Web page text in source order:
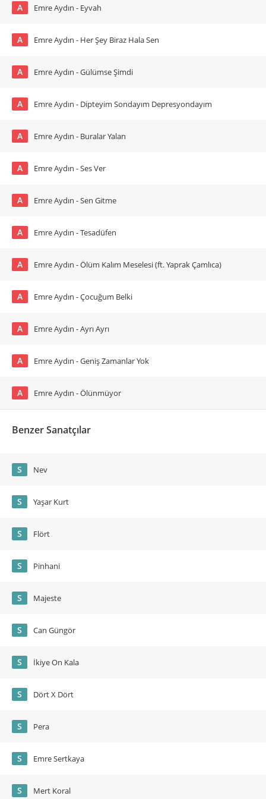
A Emre Aydın - Eyvah
A Emre Aydın - Her Şey Biraz Hala Sen
A Emre Aydın - Gülümse Şimdi
A Emre Aydın - Dipteyim Sondayım Depresyondayım
A Emre Aydın - Buralar Yalan
A Emre Aydın - Ses Ver
A Emre Aydın - Sen Gitme
A Emre Aydın - Tesadüfen
A Emre Aydın - Ölüm Kalım Meselesi (ft. Yaprak Çamlıca)
A Emre Aydın - Çocuğum Belki
A Emre Aydın - Ayrı Ayrı
A Emre Aydın - Geniş Zamanlar Yok
A Emre Aydın - Ölünmüyor
Benzer Sanatçılar
S Nev
S Yaşar Kurt
S Flört
S Pinhani
S Majeste
S Can Güngör
S İkiye On Kala
S Dört X Dört
S Pera
S Emre Sertkaya
S Mert Koral